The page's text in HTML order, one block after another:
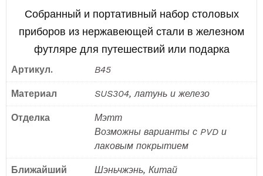
Собранный и портативный набор столовых
приборов из нержавеющей стали в железном
футляре для путешествий или подарка
Артикул. B45
Материал SUS304, латунь и железо
Отделка
Мэтт
Возможны варианты с PVD и
лаковым покрытием
Ближайший
Шэньчжэнь, Китай